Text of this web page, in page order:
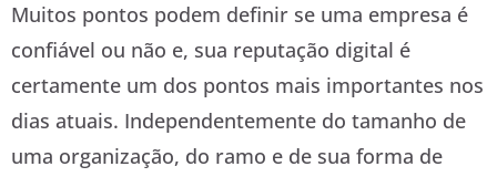
Muitos pontos podem definir se uma empresa é
confiável ou não e, sua reputação digital é
certamente um dos pontos mais importantes nos
dias atuais. Independentemente do tamanho de
uma organização, do ramo e de sua forma de